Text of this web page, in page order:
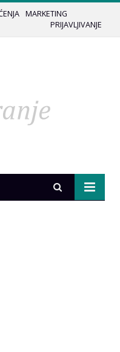
MARKETING
PRIJAVLJIVANJE